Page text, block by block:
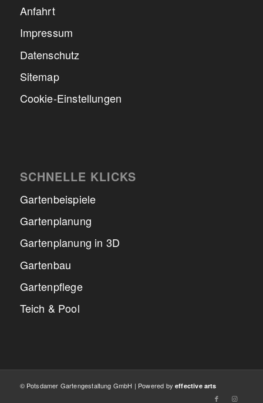
Anfahrt
Impressum
Datenschutz
Sitemap
Cookie-Einstellungen
SCHNELLE KLICKS
Gartenbeispiele
Gartenplanung
Gartenplanung in 3D
Gartenbau
Gartenpflege
Teich & Pool
© Potsdamer Gartengestaltung GmbH | Powered byeffective arts